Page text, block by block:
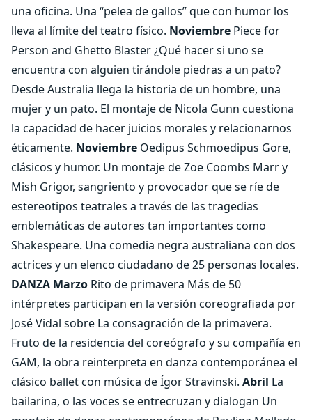
una oficina. Una “pelea de gallos” que con humor los
lleva al límite del teatro físico. Noviembre Piece for
Person and Ghetto Blaster ¿Qué hacer si uno se
encuentra con alguien tirándole piedras a un pato?
Desde Australia llega la historia de un hombre, una
mujer y un pato. El montaje de Nicola Gunn cuestiona
la capacidad de hacer juicios morales y relacionarnos
éticamente. Noviembre Oedipus Schmoedipus Gore,
clásicos y humor. Un montaje de Zoe Coombs Marr y
Mish Grigor, sangriento y provocador que se ríe de
estereotipos teatrales a través de las tragedias
emblemáticas de autores tan importantes como
Shakespeare. Una comedia negra australiana con dos
actrices y un elenco ciudadano de 25 personas locales.
DANZA Marzo Rito de primavera Más de 50
intérpretes participan en la versión coreografiada por
José Vidal sobre La consagración de la primavera.
Fruto de la residencia del coreógrafo y su compañía en
GAM, la obra reinterpreta en danza contemporánea el
clásico ballet con música de Ígor Stravinski. Abril La
bailarina, o las voces se entrecruzan y dialogan Un